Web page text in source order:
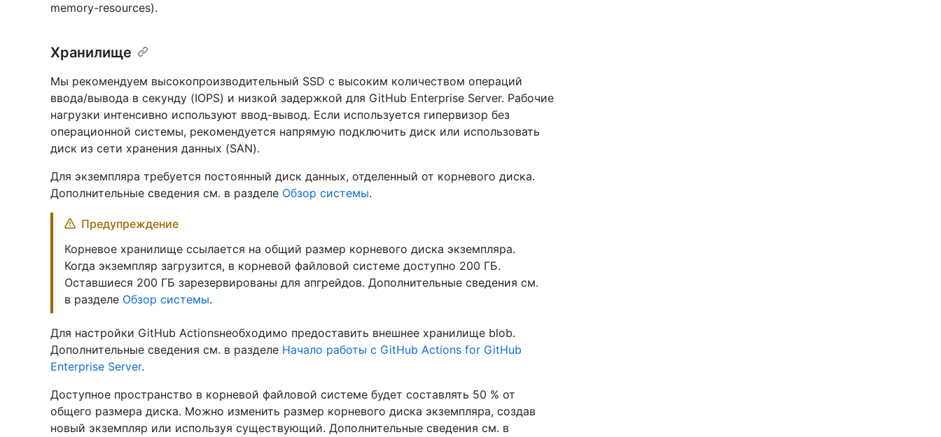
memory-resources).
Хранилище
Мы рекомендуем высокопроизводительный SSD с высоким количеством операций
ввода/вывода в секунду (IOPS) и низкой задержкой для GitHub Enterprise Server. Рабочие
нагрузки интенсивно используют ввод-вывод. Если используется гипервизор без
операционной системы, рекомендуется напрямую подключить диск или использовать
диск из сети хранения данных (SAN).
Для экземпляра требуется постоянный диск данных, отделенный от корневого диска.
Дополнительные сведения см. в разделе Обзор системы.
Предупреждение
Корневое хранилище ссылается на общий размер корневого диска экземпляра.
Когда экземпляр загрузится, в корневой файловой системе доступно 200 ГБ.
Оставшиеся 200 ГБ зарезервированы для апгрейдов. Дополнительные сведения см.
в разделе Обзор системы.
Для настройки GitHub Actionsнеобходимо предоставить внешнее хранилище blob.
Дополнительные сведения см. в разделе Начало работы с GitHub Actions for GitHub
Enterprise Server.
Доступное пространство в корневой файловой системе будет составлять 50 % от
общего размера диска. Можно изменить размер корневого диска экземпляра, создав
новый экземпляр или используя существующий. Дополнительные сведения см. в